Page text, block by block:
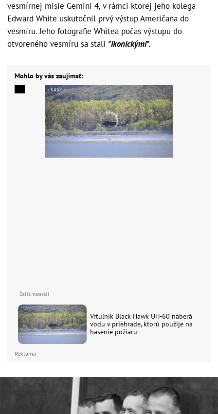
vesmírnej misie Gemini 4, v rámci ktorej jeho kolega
Edward White uskutočnil prvý výstup Američana do
vesmíru. Jeho fotografie Whitea počas výstupu do
otvoreného vesmíru sa stali "ikonickými".
Mohlo by vás zaujímať:
Vrtuľník Black Hawk UH-60 naberá
vodu v priehrade, ktorú použije na
hasenie požiaru
Reklama